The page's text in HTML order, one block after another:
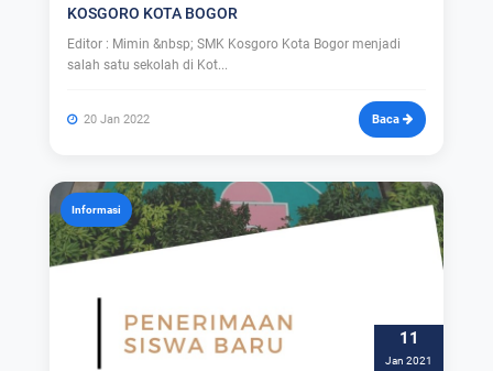
KOSGORO KOTA BOGOR
Editor : Mimin &nbsp; SMK Kosgoro Kota Bogor menjadi
salah satu sekolah di Kot...
20 Jan 2022 Baca
Informasi
11
Jan 2021